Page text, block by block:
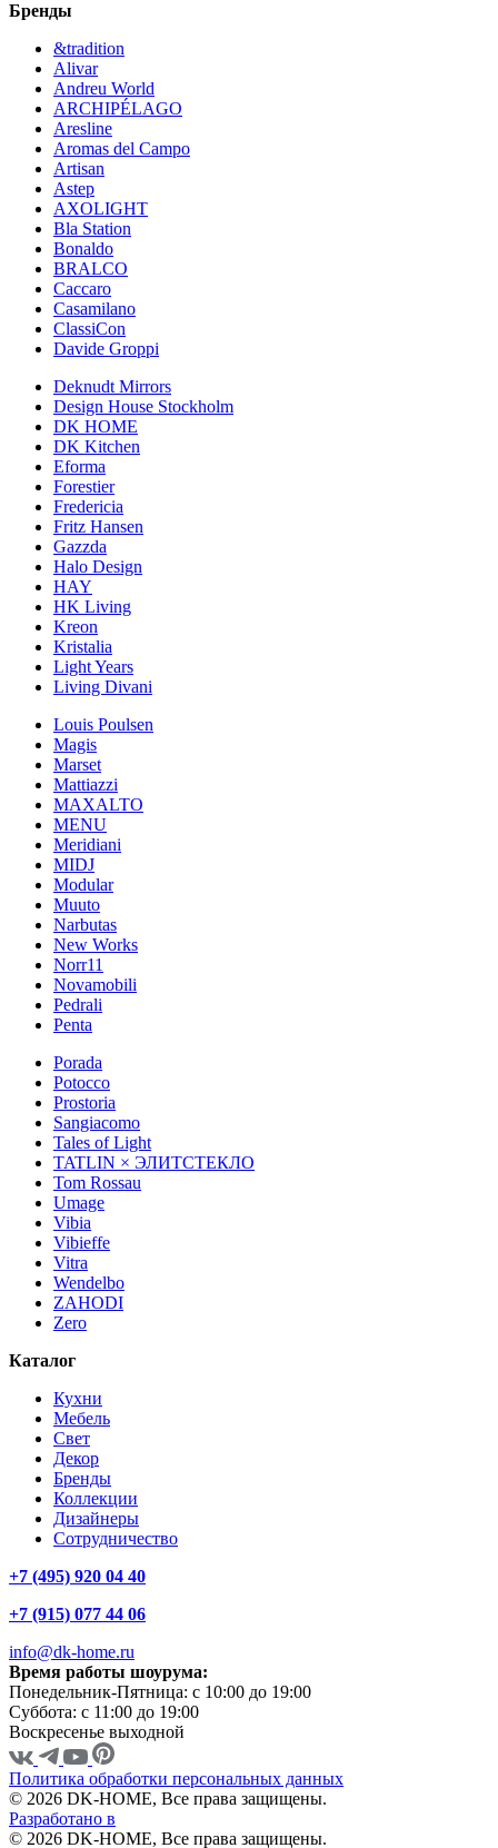
Бренды
&tradition
Alivar
Andreu World
ARCHIPÉLAGO
Aresline
Aromas del Campo
Artisan
Astep
AXOLIGHT
Bla Station
Bonaldo
BRALCO
Caccaro
Casamilano
ClassiCon
Davide Groppi
Deknudt Mirrors
Design House Stockholm
DK HOME
DK Kitchen
Eforma
Forestier
Fredericia
Fritz Hansen
Gazzda
Halo Design
HAY
HK Living
Kreon
Kristalia
Light Years
Living Divani
Louis Poulsen
Magis
Marset
Mattiazzi
MAXALTO
MENU
Meridiani
MIDJ
Modular
Muuto
Narbutas
New Works
Norr11
Novamobili
Pedrali
Penta
Porada
Potocco
Prostoria
Sangiacomo
Tales of Light
TATLIN × ЭЛИТСТЕКЛО
Tom Rossau
Umage
Vibia
Vibieffe
Vitra
Wendelbo
ZAHODI
Zero
Каталог
Кухни
Мебель
Свет
Декор
Бренды
Коллекции
Дизайнеры
Сотрудничество
+7 (495) 920 04 40
+7 (915) 077 44 06
info@dk-home.ru
Время работы шоурума:
Понедельник-Пятница: c 10:00 до 19:00
Суббота: c 11:00 до 19:00
Воскресенье выходной
Политика обработки персональных данных
© 2026 DK-HOME, Все права защищены.
Разработано в
© 2026 DK-HOME, Все права защищены.